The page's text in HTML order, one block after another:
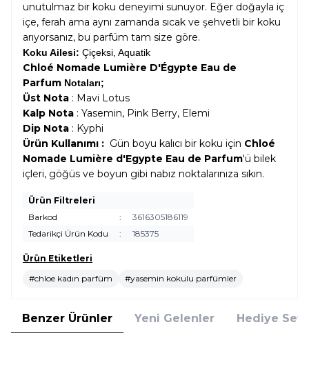
unutulmaz bir koku deneyimi sunuyor. Eğer doğayla iç
içe, ferah ama aynı zamanda sıcak ve şehvetli bir koku
arıyorsanız, bu parfüm tam size göre.
Koku Ailesi: Çiçeksi, Aquatik
Chloé Nomade Lumière D'Égypte Eau de
Parfum Notaları;
Üst Nota : Mavi Lotus
Kalp Nota : Yasemin, Pink Berry, Elemi
Dip Nota : Kyphi
Ürün Kullanımı : Gün boyu kalıcı bir koku için Chloé
Nomade Lumière d'Egypte Eau de Parfum'ü bilek
içleri, göğüs ve boyun gibi nabız noktalarınıza sıkın.
Ürün Filtreleri
Barkod
:
3616305186119
Tedarikçi Ürün Kodu
: 185375
Ürün Etiketleri
#chloe kadın parfüm
#yasemin kokulu parfümler
Benzer Ürünler Yeni Gelenler Hediye